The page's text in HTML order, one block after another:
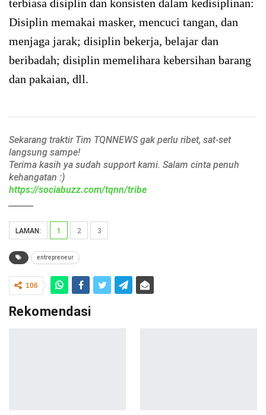
terbiasa disiplin dan konsisten dalam kedisiplinan:
Disiplin memakai masker, mencuci tangan, dan
menjaga jarak; disiplin bekerja, belajar dan
beribadah; disiplin memelihara kebersihan barang
dan pakaian, dll.
Sekarang traktir Tim TQNNEWS gak perlu ribet, sat-set
langsung sampe!
Terima kasih ya sudah support kami. Salam cinta penuh
kehangatan :)
https://sociabuzz.com/tqnn/tribe
LAMAN: 1 2 3
entrepreneur
106
Rekomendasi